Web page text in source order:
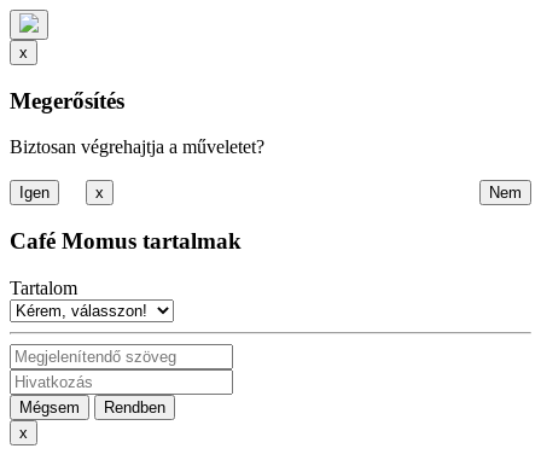
x
Megerősítés
Biztosan végrehajtja a műveletet?
x
Café Momus tartalmak
Tartalom
Mégsem
Rendben
x